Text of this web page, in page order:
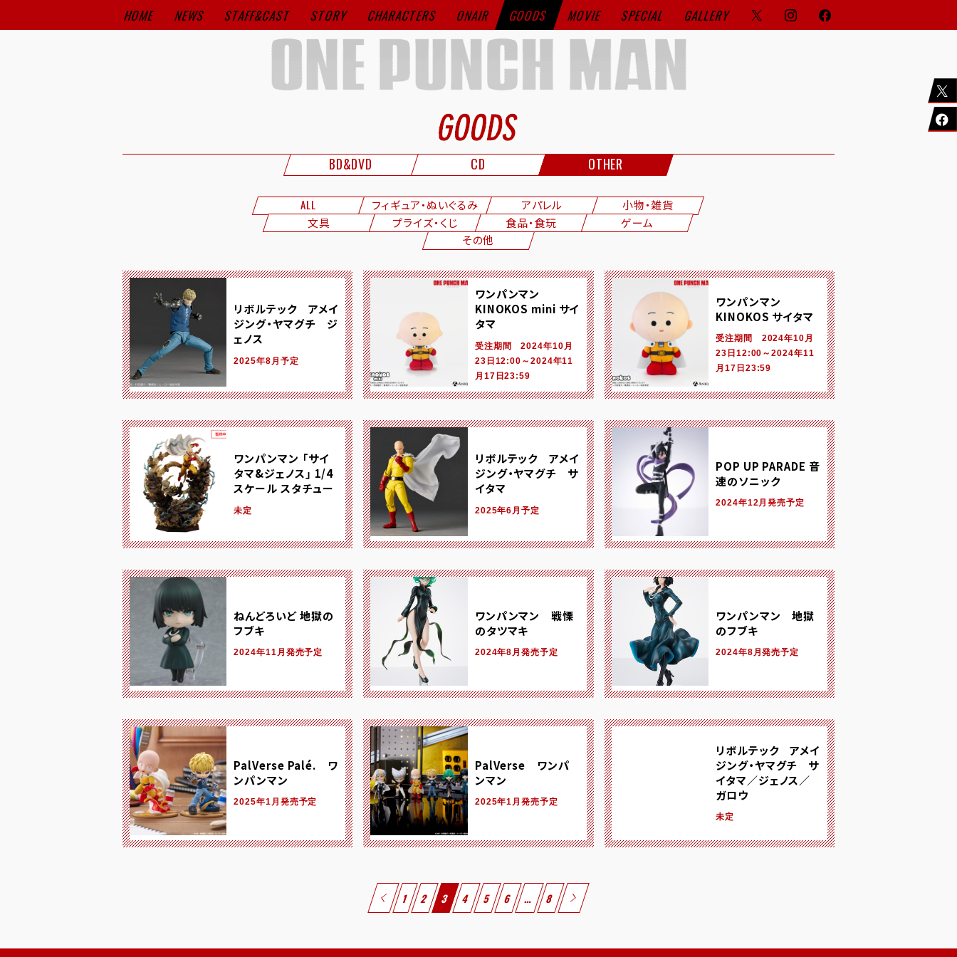
HOME NEWS STAFF&CAST STORY CHARACTERS ONAIR GOODS MOVIE SPECIAL GALLERY
BD&DVD CD OTHER
ALL フィギュア・ぬいぐるみ アパレル
小物・雑貨
文具
プライズ・くじ 食品・食玩
ゲーム
その他
リボルテック アメイ
ジング・ヤマグチ ジ
ェノス
2025年8月予定
ワンパンマン
KINOKOS mini サイ
タマ
受注期間 2024年10月
23日12:00～2024年11
月17日23:59
ワンパンマン
KINOKOS サイタマ
受注期間 2024年10月
23日12:00～2024年11
月17日23:59
ワンパンマン 「サイ
タマ&ジェノス」 1/4
スケール スタチュー
未定
リボルテック アメイ
ジング・ヤマグチ サ
イタマ
2025年6月予定
POP UP PARADE 音
速のソニック
2024年12月発売予定
ねんどろいど 地獄の
フブキ
2024年11月発売予定
ワンパンマン 戦慄
のタツマキ
2024年8月発売予定
ワンパンマン 地獄
のフブキ
2024年8月発売予定
PalVerse Palé. ワ
ンパンマン
2025年1月発売予定
PalVerse ワンパ
ンマン
2025年1月発売予定
リボルテック アメイ
ジング・ヤマグチ サ
イタマ／ジェノス／
ガロウ
未定
1 2 3 4 5 6 … 8